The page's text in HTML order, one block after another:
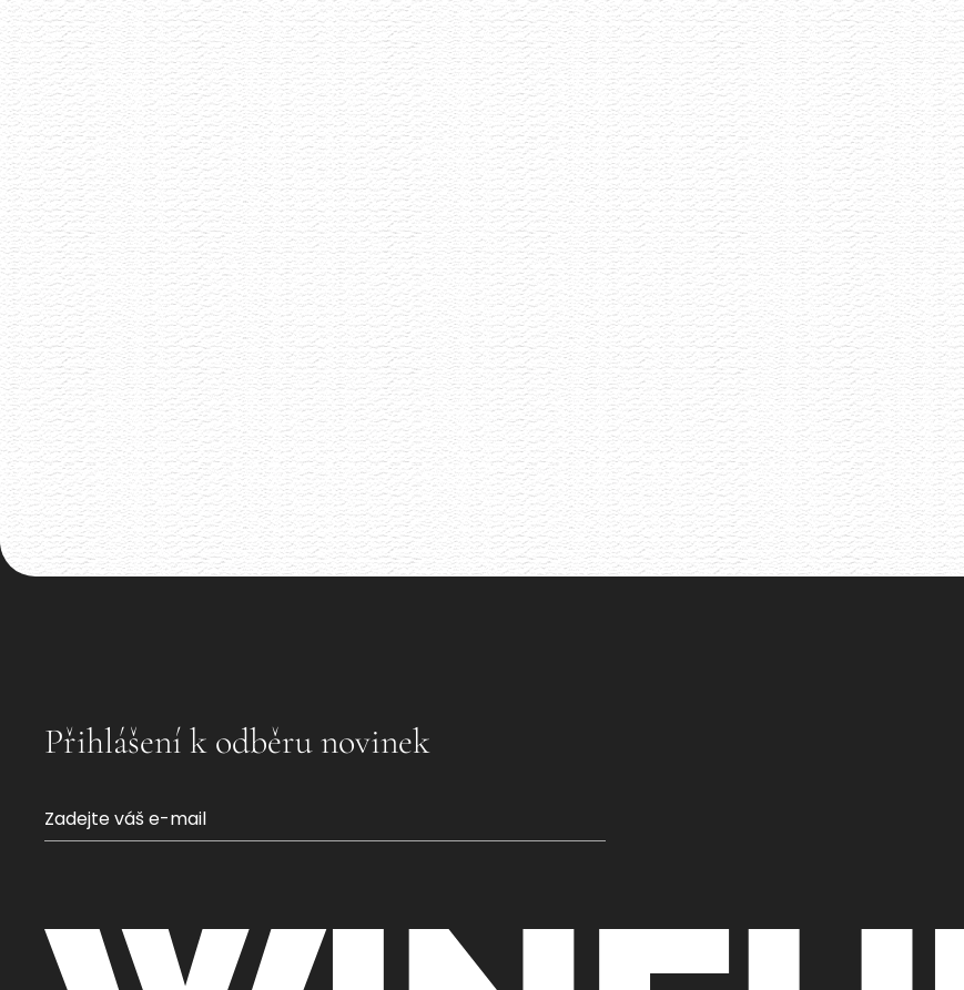
Akce již proběhla
Degustace šumivých vín
13.7.2026
Šumivé víno má mnoho tváří a my Vás zveme,
abyste s námi ochutnali 8 unikátních kousků
vyselektovaných napříč Evropou.
Akce již proběhla
Letní Pétnaty
22.6.2026
Selekce pétnatů napříč styly i původem
Přihlášení k odběru novinek